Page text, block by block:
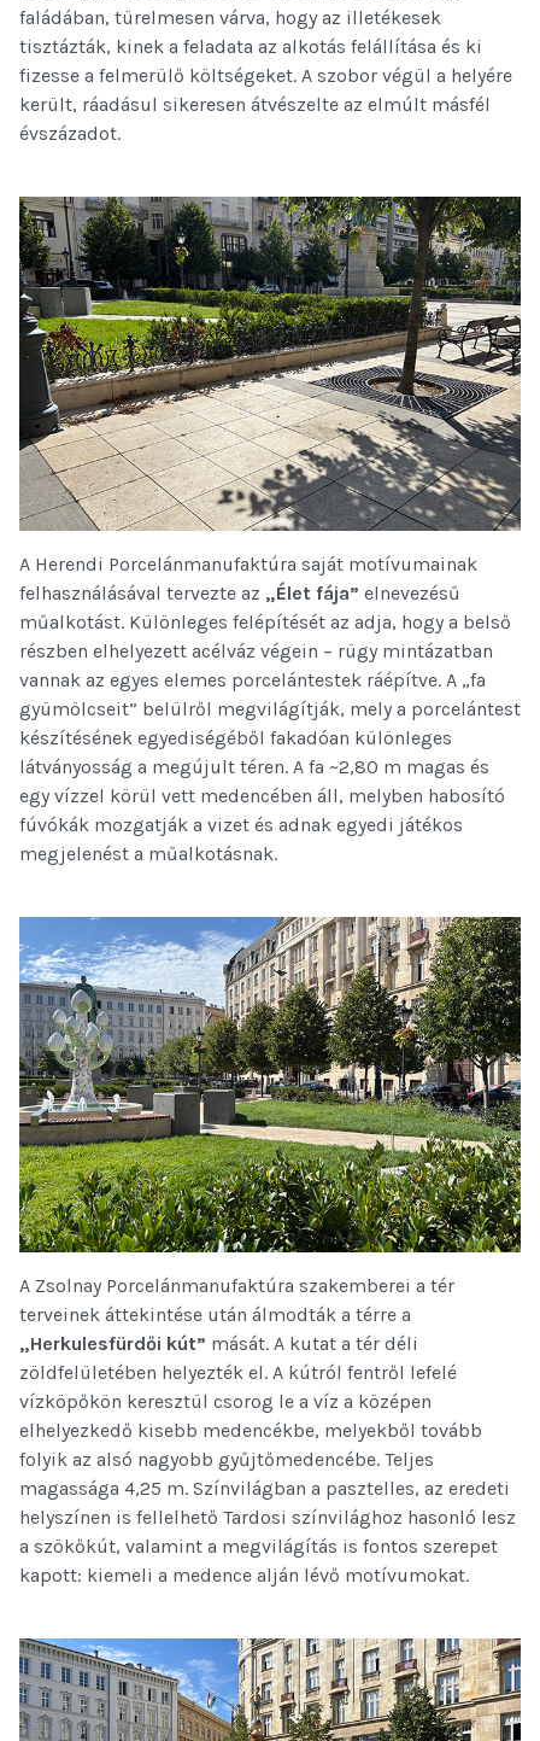
faládában, türelmesen várva, hogy az illetékesek
tisztázták, kinek a feladata az alkotás felállítása és ki
fizesse a felmerülő költségeket. A szobor végül a helyére
került, ráadásul sikeresen átvészelte az elmúlt másfél
évszázadot.
A Herendi Porcelánmanufaktúra saját motívumainak
felhasználásával tervezte az „Élet fája” elnevezésű
műalkotást. Különleges felépítését az adja, hogy a belső
részben elhelyezett acélváz végein – rügy mintázatban
vannak az egyes elemes porcelántestek ráépítve. A „fa
gyümölcseit” belülről megvilágítják, mely a porcelántest
készítésének egyediségéből fakadóan különleges
látványosság a megújult téren. A fa ~2,80 m magas és
egy vízzel körül vett medencében áll, melyben habosító
fúvókák mozgatják a vizet és adnak egyedi játékos
megjelenést a műalkotásnak.
A Zsolnay Porcelánmanufaktúra szakemberei a tér
terveinek áttekintése után álmodták a térre a
„Herkulesfürdői kút” mását. A kutat a tér déli
zöldfelületében helyezték el. A kútról fentről lefelé
vízköpőkön keresztül csorog le a víz a középen
elhelyezkedő kisebb medencékbe, melyekből tovább
folyik az alsó nagyobb gyűjtőmedencébe. Teljes
magassága 4,25 m. Színvilágban a pasztelles, az eredeti
helyszínen is fellelhető Tardosi színvilághoz hasonló lesz
a szökőkút, valamint a megvilágítás is fontos szerepet
kapott: kiemeli a medence alján lévő motívumokat.